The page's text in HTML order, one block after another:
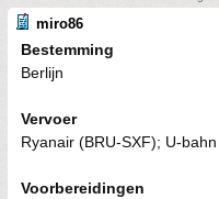
miro86
Bestemming
Berlijn
Vervoer
Ryanair (BRU-SXF); U-
Voorbereidingen